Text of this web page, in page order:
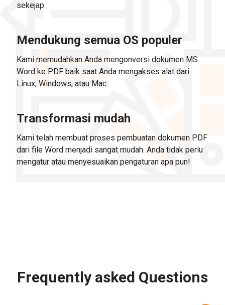
sekejap.
Mendukung semua OS populer
Kami memudahkan Anda mengonversi dokumen MS
Word ke PDF baik saat Anda mengakses alat dari
Linux, Windows, atau Mac.
Transformasi mudah
Kami telah membuat proses pembuatan dokumen PDF
dari file Word menjadi sangat mudah. Anda tidak perlu
mengatur atau menyesuaikan pengaturan apa pun!
Frequently asked Questions